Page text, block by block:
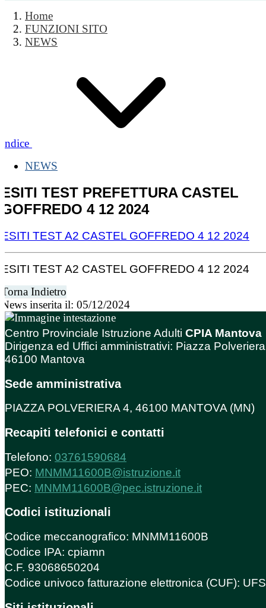
Home
FUNZIONI SITO
NEWS
Indice
NEWS
ESITI TEST PREFETTURA CASTEL
GOFFREDO 4 12 2024
ESITI TEST A2 CASTEL GOFFREDO 4 12 2024
ESITI TEST A2 CASTEL GOFFREDO 4 12 2024
Torna Indietro
News inserita il: 05/12/2024
Centro Provinciale Istruzione Adulti CPIA Mantova
Dirigenza ed Uffici amministrativi: Piazza
46100 Mantova
Sede amministrativa
PIAZZA POLVERIERA 4, 46100 MANTOVA (MN)
Recapiti telefonici e contatti
Telefono: 03761590684
PEO: MNMM11600B@istruzione.it
PEC: MNMM11600B@pec.istruzione.it
Codici istituzionali
Codice meccanografico: MNMM11600B
Codice IPA: cpiamn
C.F. 93068650204
Codice univoco fatturazione elettronica (CUF):